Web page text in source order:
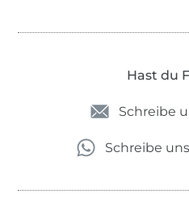
Hast du
Schreibe
Schreibe